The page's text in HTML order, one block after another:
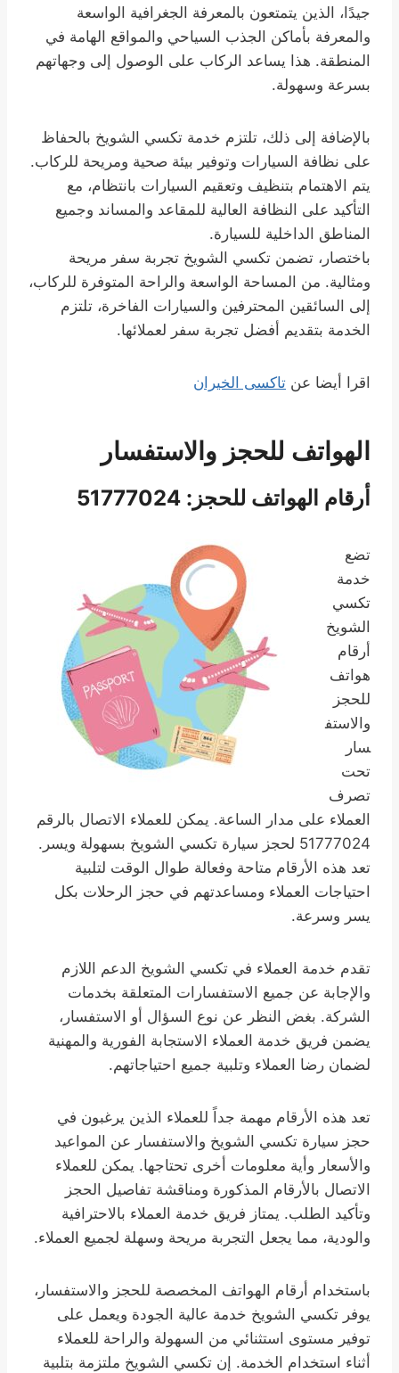
جيدًا، الذين يتمتعون بالمعرفة الجغرافية الواسعة
والمعرفة بأماكن الجذب السياحي والمواقع الهامة في
المنطقة. هذا يساعد الركاب على الوصول إلى وجهاتهم
بسرعة وسهولة.
بالإضافة إلى ذلك، تلتزم خدمة تكسي الشويخ بالحفاظ
على نظافة السيارات وتوفير بيئة صحية ومريحة للركاب.
يتم الاهتمام بتنظيف وتعقيم السيارات بانتظام، مع
التأكيد على النظافة العالية للمقاعد والمساند وجميع
المناطق الداخلية للسيارة.
باختصار، تضمن تكسي الشويخ تجربة سفر مريحة
ومثالية. من المساحة الواسعة والراحة المتوفرة للركاب،
إلى السائقين المحترفين والسيارات الفاخرة، تلتزم
الخدمة بتقديم أفضل تجربة سفر لعملائها.
اقرا أيضا عن تاكسى الخيران
الهواتف للحجز والاستفسار
أرقام الهواتف للحجز: 51777024
تضع
خدمة
تكسي
الشويخ
أرقام
هواتف
للحجز
والاستف
سار
تحت
تصرف
العملاء على مدار الساعة. يمكن للعملاء الاتصال بالرقم
51777024 لحجز سيارة تكسي الشويخ بسهولة ويسر.
تعد هذه الأرقام متاحة وفعالة طوال الوقت لتلبية
احتياجات العملاء ومساعدتهم في حجز الرحلات بكل
يسر وسرعة.
تقدم خدمة العملاء في تكسي الشويخ الدعم اللازم
والإجابة عن جميع الاستفسارات المتعلقة بخدمات
الشركة. بغض النظر عن نوع السؤال أو الاستفسار،
يضمن فريق خدمة العملاء الاستجابة الفورية والمهنية
لضمان رضا العملاء وتلبية جميع احتياجاتهم.
تعد هذه الأرقام مهمة جداً للعملاء الذين يرغبون في
حجز سيارة تكسي الشويخ والاستفسار عن المواعيد
والأسعار وأية معلومات أخرى تحتاجها. يمكن للعملاء
الاتصال بالأرقام المذكورة ومناقشة تفاصيل الحجز
وتأكيد الطلب. يمتاز فريق خدمة العملاء بالاحترافية
والودية، مما يجعل التجربة مريحة وسهلة لجميع العملاء.
باستخدام أرقام الهواتف المخصصة للحجز والاستفسار،
يوفر تكسي الشويخ خدمة عالية الجودة ويعمل على
توفير مستوى استثنائي من السهولة والراحة للعملاء
أثناء استخدام الخدمة. إن تكسي الشويخ ملتزمة بتلبية